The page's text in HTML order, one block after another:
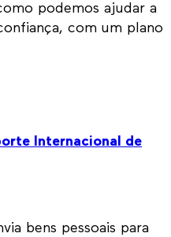
podemos ajudar a
com um plano
Internacional de
bens pessoais para